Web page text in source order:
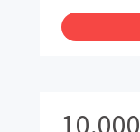
10,000